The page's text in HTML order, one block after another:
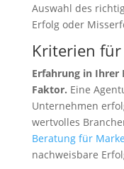
Auswahl des
Erfolg oder
Kriterien
Erfahrung in Ihrer
Faktor. Eine
Unternehmen
wertvolles
Beratung für
nachweisbare